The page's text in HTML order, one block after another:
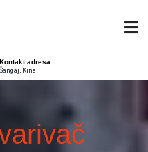
Kontakt adresa
Šangaj, Kina